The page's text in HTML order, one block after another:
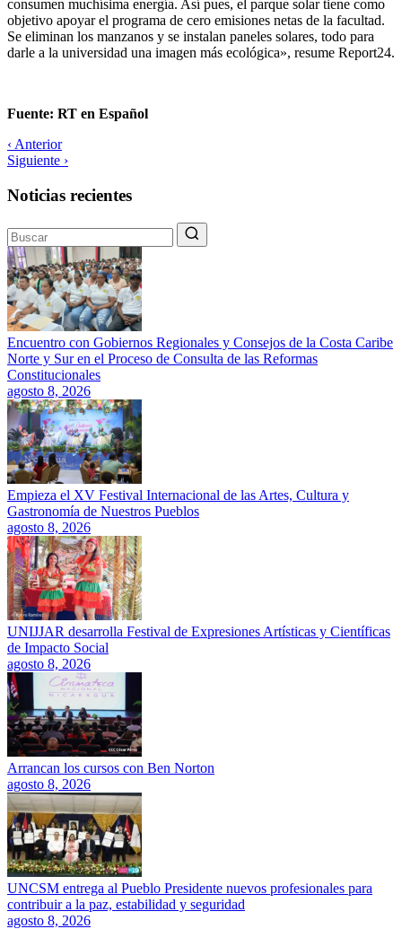
consumen muchísima energía. Así pues, el parque solar tiene como
objetivo apoyar el programa de cero emisiones netas de la facultad.
Se eliminan los manzanos y se instalan paneles solares, todo para
darle a la universidad una imagen más ecológica», resume Report24.
Fuente: RT en Español
‹ Anterior
Siguiente ›
Noticias recientes
Encuentro con Gobiernos Regionales y Consejos de la Costa Caribe
Norte y Sur en el Proceso de Consulta de las Reformas
Constitucionales
agosto 8, 2026
Empieza el XV Festival Internacional de las Artes, Cultura y
Gastronomía de Nuestros Pueblos
agosto 8, 2026
UNIJJAR desarrolla Festival de Expresiones Artísticas y Científicas
de Impacto Social
agosto 8, 2026
Arrancan los cursos con Ben Norton
agosto 8, 2026
UNCSM entrega al Pueblo Presidente nuevos profesionales para
contribuir a la paz, estabilidad y seguridad
agosto 8, 2026